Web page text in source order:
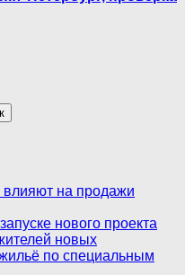
влияют на продажи
нового проекта
новых
по специальным